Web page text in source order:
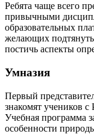
Ребята чаще всего
привычными
образовательных
желающих
постичь аспекты
Умназия
Первый
знакомят учеников
Учебная программа
особенности